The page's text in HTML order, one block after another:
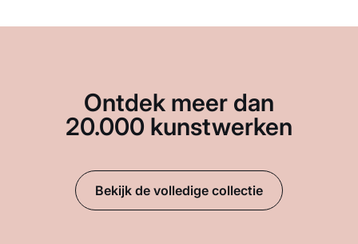
Ontdek meer dan
20.000 kunstwerken
Bekijk de volledige collectie